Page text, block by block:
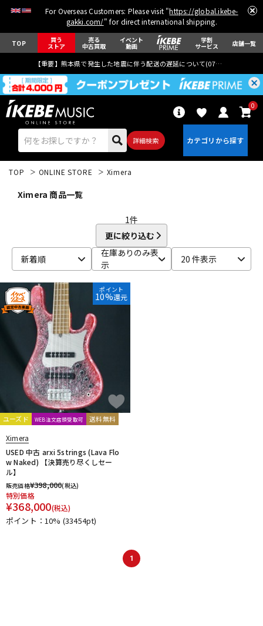
For Overseas Customers: Please visit "https://global.ikebe-
gakki.com/" for direct international shipping.
TOP 買う
ストア
売る
中古買取
イベント
動画
学割
サービス 店舗一覧
【重要】熊本県で発生した地震に伴う配送の遅延について(07月29日
詳細検索
0
ベース
ドラム
キーボード
管楽器
アンプ
DJ機器
TOP ONLINE STORE Ximera
Ximera 商品一覧
1件
更に絞り込む
新着順
在庫ありのみ表
示
20 件表示
ポイント
10%還元
ユーズド WEB注文店頭受取可 送料無料
Ximera
USED 中古 arxi 5strings (Lava Flo
w Naked) 【決算売り尽くしセー
ル】
販売価格¥398,000(税込)
特別価格
¥368,000(税込)
ポイント：10% (33454pt)
1